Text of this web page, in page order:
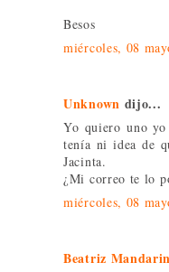
Besos
miércoles, 08
Unknown dijo...
Yo quiero uno
tenía ni idea de
Jacinta.
¿Mi correo te lo
miércoles, 08
Beatriz